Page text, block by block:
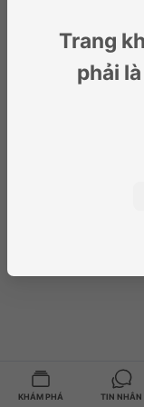
KHÁM PHÁ TIN NHẮN
Trang
phải